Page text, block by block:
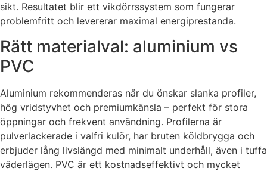
sikt. Resultatet blir ett vikdörrssystem som fungerar
problemfritt och levererar maximal energiprestanda.
Rätt materialval: aluminium vs
PVC
Aluminium rekommenderas när du önskar slanka profiler,
hög vridstyvhet och premiumkänsla – perfekt för stora
öppningar och frekvent användning. Profilerna är
pulverlackerade i valfri kulör, har bruten köldbrygga och
erbjuder lång livslängd med minimalt underhåll, även i tuffa
väderlägen. PVC är ett kostnadseffektivt och mycket